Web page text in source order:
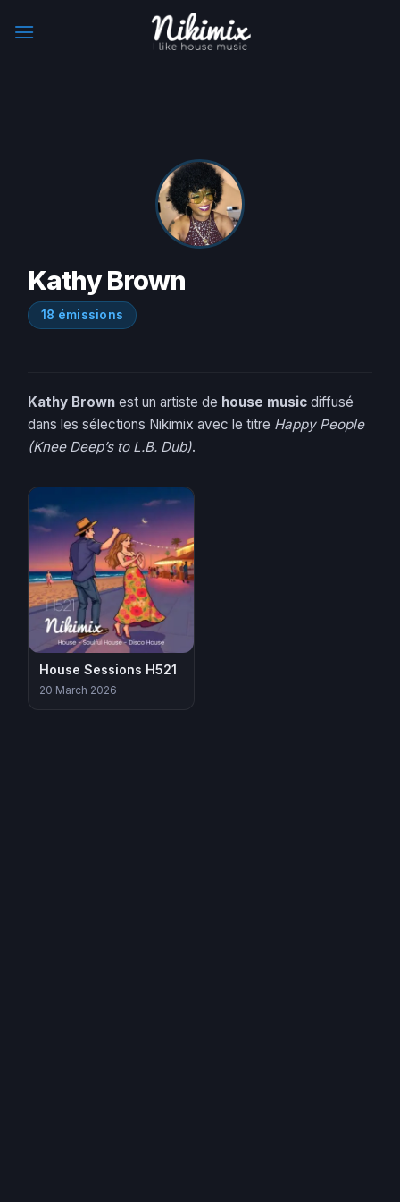
Kathy Brown
18 émissions
Kathy Brown est un artiste de house music diffusé
dans les sélections Nikimix avec le titre Happy People
(Knee Deep’s to L.B. Dub).
House Sessions H521
20 March 2026